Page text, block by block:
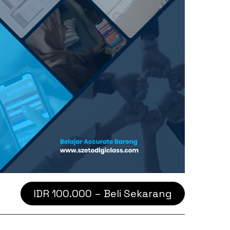
IDR 100.000 – Beli Sekarang